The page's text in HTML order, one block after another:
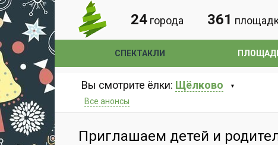
24 города 361
СПЕКТАКЛИ
Вы смотрите ёлки: Щёлково
Все анонсы
Приглашаем детей и